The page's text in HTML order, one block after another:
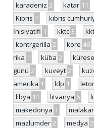
karadeniz 2 katar 11
Kıbrıs 1 kıbrıs
İnisiyatifi 1 kktc 3
kontrgerilla 2 kore 49
rika 1 küba 2
günü 2 kuveyt 2
amerika 1 ldp 1
libya 11 litvanya 6
makedonya 1
mazlumder 2 medya